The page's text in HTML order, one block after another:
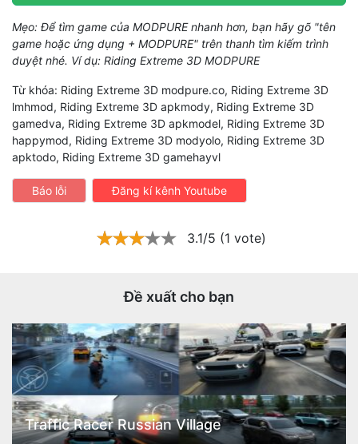
Mẹo: Để tìm game của MODPURE nhanh hơn, bạn hãy gõ "tên
game hoặc ứng dụng + MODPURE" trên thanh tìm kiếm trình
duyệt nhé. Ví dụ: Riding Extreme 3D MODPURE
Từ khóa: Riding Extreme 3D modpure.co, Riding Extreme 3D
lmhmod, Riding Extreme 3D apkmody, Riding Extreme 3D
gamedva, Riding Extreme 3D apkmodel, Riding Extreme 3D
happymod, Riding Extreme 3D modyolo, Riding Extreme 3D
apktodo, Riding Extreme 3D gamehayvl
Báo lỗi Đăng kí kênh Youtube
3.1/5 (1 vote)
Đề xuất cho bạn
Traffic Racer Russian Village